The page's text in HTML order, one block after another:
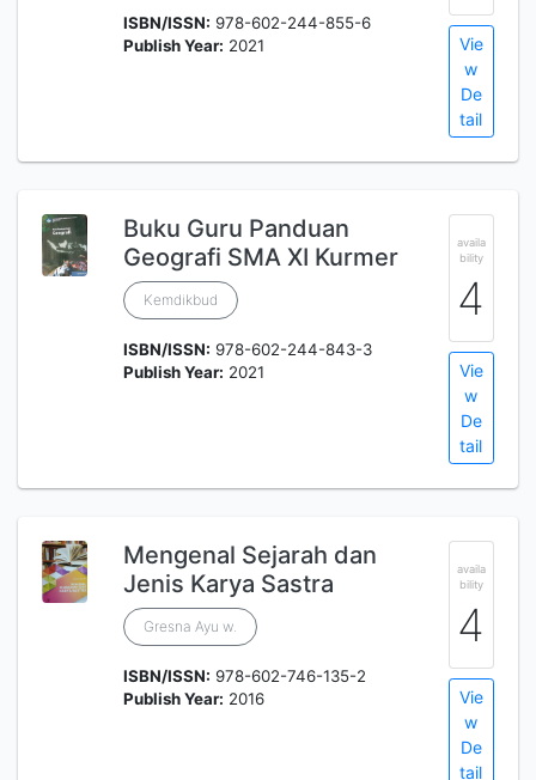
ISBN/ISSN: 978-602-244-855-6
Publish Year: 2021
Vie
w
De
tail
Buku Guru Panduan
Geografi SMA XI Kurmer
Kemdikbud
ISBN/ISSN: 978-602-244-843-3
Publish Year: 2021
availa
bility
4
Vie
w
De
tail
Mengenal Sejarah dan
Jenis Karya Sastra
Gresna Ayu w.
ISBN/ISSN: 978-602-746-135-2
Publish Year: 2016
availa
bility
4
Vie
w
De
tail